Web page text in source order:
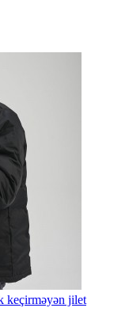
keçirməyən jilet